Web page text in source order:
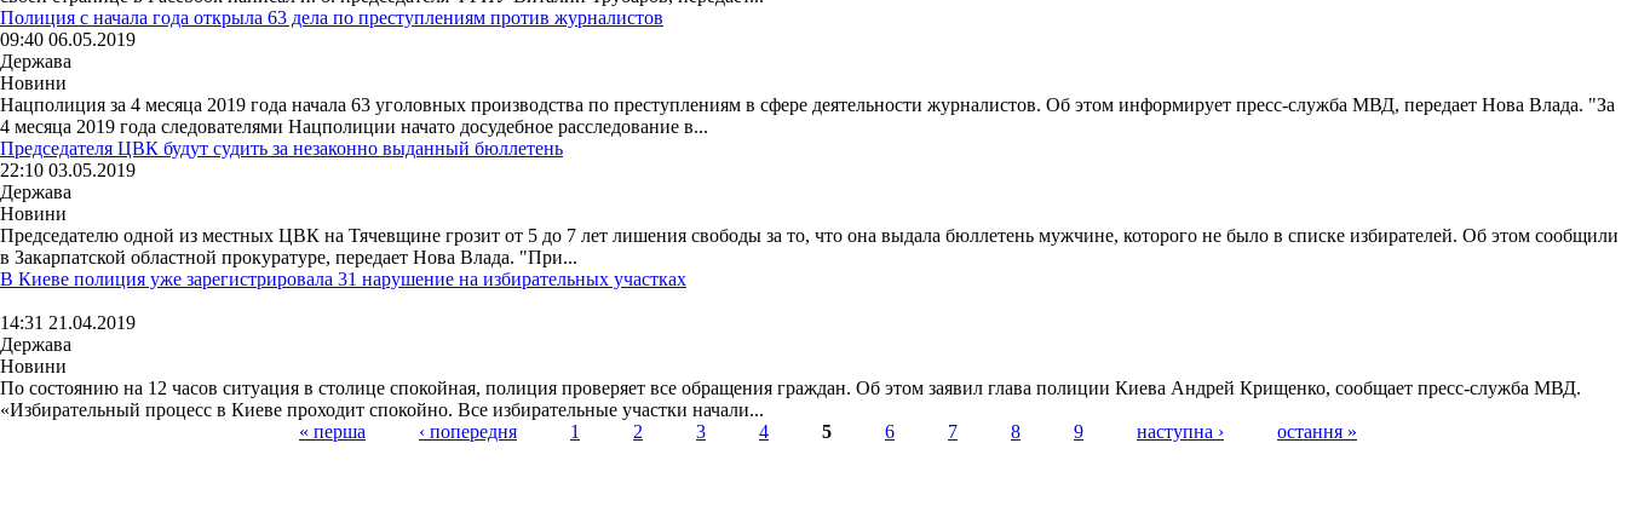
Полиция с начала года открыла 63 дела по преступлениям против журналистов
09:40 06.05.2019
Держава
Новини
Нацполиция за 4 месяца 2019 года начала 63 уголовных производства по преступлениям в сфере деятельности журналистов. Об этом информирует пресс-служба МВД, передает Нова Влада. "За
4 месяца 2019 года следователями Нацполиции начато досудебное расследование в...
Председателя ЦВК будут судить за незаконно выданный бюллетень
22:10 03.05.2019
Держава
Новини
Председателю одной из местных ЦВК на Тячевщине грозит от 5 до 7 лет лишения свободы за то, что она выдала бюллетень мужчине, которого не было в списке избирателей. Об этом сообщили
в Закарпатской областной прокуратуре, передает Нова Влада. "При...
В Киеве полиция уже зарегистрировала 31 нарушение на избирательных участках
14:31 21.04.2019
Держава
Новини
По состоянию на 12 часов ситуация в столице спокойная, полиция проверяет все обращения граждан. Об этом заявил глава полиции Киева Андрей Крищенко, сообщает пресс-служба МВД.
«Избирательный процесс в Киеве проходит спокойно. Все избирательные участки начали...
« перша ‹ попередня 1 2 3 4 5 6 7 8 9 наступна › остання »